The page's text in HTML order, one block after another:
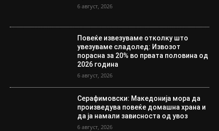
6 август, 2026
Повеќе извезуваме отколку што
увезуваме сладолед: Извозот
порасна за 20% во првата половина од
2026 година
6 август, 2026
Серафимовски: Македонија мора да
произведува повеќе домашна храна и
да ја намали зависноста од увоз
6 август, 2026